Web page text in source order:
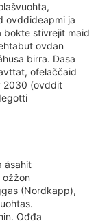
ovddideapmi ja
bokte stivrejit maid
ovdan
birra. Dasa
ofelaččaid
2030 (ovddit
ásahit
ožžon
(Nordkapp),
Ođđa